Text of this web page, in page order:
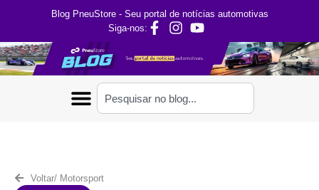
Blog PneuStore - Seu portal de notícias automotivas
Siga-nos:
Voltar/ Motorsport